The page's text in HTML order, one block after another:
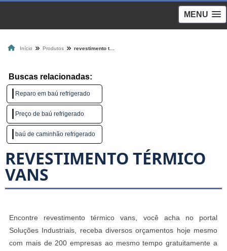
MENU
Início Produtos revestimento térmico vans
Buscas relacionadas:
Reparo em baú refrigerado
Preço de baú refrigerado
baú de caminhão refrigerado
REVESTIMENTO TÉRMICO
VANS
Encontre revestimento térmico vans, você acha no portal
Soluções Industriais, receba diversos orçamentos hoje mesmo
com mais de 200 empresas ao mesmo tempo gratuitamente a